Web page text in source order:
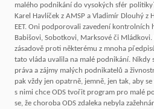
malého podnikání do vysokých sfér
Karel Havlíček z AMSP a Vladimír Dlouhý z
EET. Oni podporovali zavedení kontrolních
Babišovi, Sobotkovi, Marksové či
zásadově proti některému z mnoha
tato vláda uvalila na malé podnikání. Nikdy
práva a zájmy malých podnikatelů a
pak vždy jen opatrně, jemně, jen tak, aby
s nimi chce ODS tvořit program pro malé
se, že choroba ODS zdaleka nebyla